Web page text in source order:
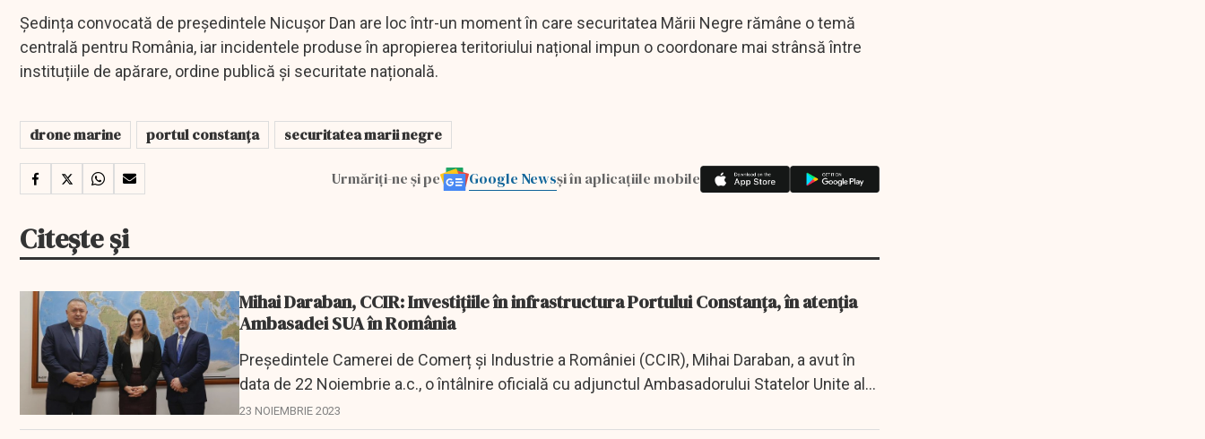
Ședința convocată de președintele Nicușor Dan are loc într-un moment în care securitatea Mării Negre rămâne o temă
centrală pentru România, iar incidentele produse în apropierea teritoriului național impun o coordonare mai strânsă între
instituțiile de apărare, ordine publică și securitate națională.
drone marine portul constanța securitatea marii negre
Urmăriți-ne și pe Google Newsși în aplicațiile mobile
Citește și
Mihai Daraban, CCIR: Investițiile în infrastructura Portului Constanța, în atenția
Ambasadei SUA în România
Președintele Camerei de Comerț și Industrie a României (CCIR), Mihai Daraban, a avut în
data de 22 Noiembrie a.c., o întâlnire oficială cu adjunctul Ambasadorului Statelor Unite ale
Americii...
23 NOIEMBRIE 2023